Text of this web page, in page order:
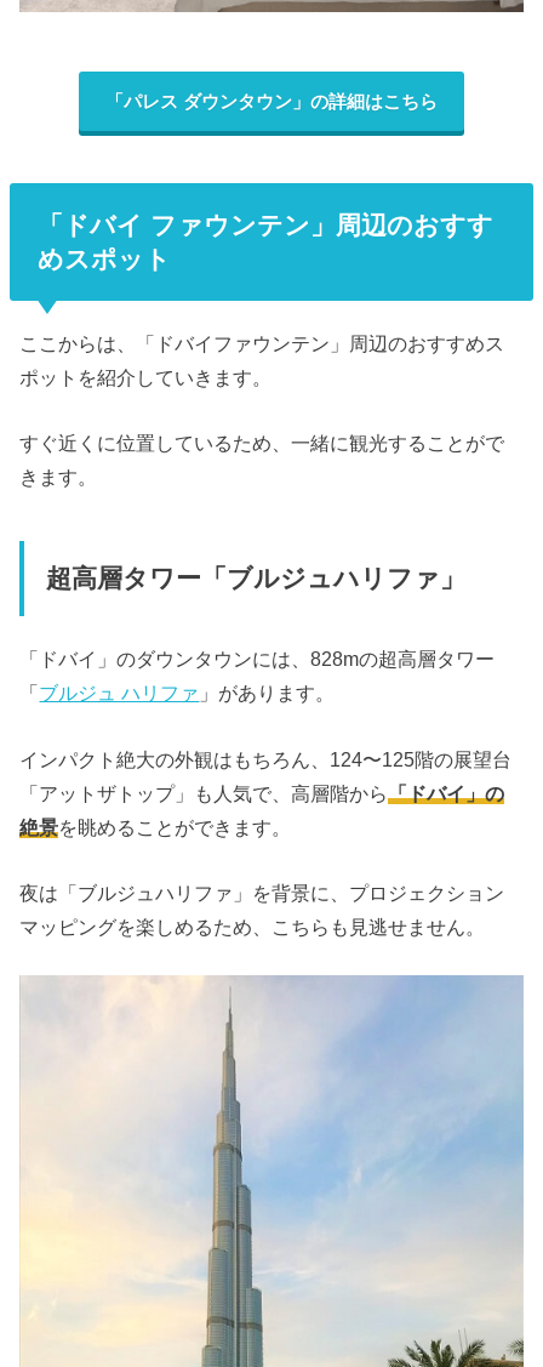
「パレス ダウンタウン」の詳細はこちら
「ドバイ ファウンテン」周辺のおすす
めスポット
ここからは、「ドバイファウンテン」周辺のおすすめス
ポットを紹介していきます。
すぐ近くに位置しているため、一緒に観光することがで
きます。
超高層タワー「ブルジュハリファ」
「ドバイ」のダウンタウンには、828mの超高層タワー
「ブルジュ ハリファ 」があります。
インパクト絶大の外観はもちろん、124〜125階の展望台
「アットザトップ」も人気で、高層階から
「ドバイ」の
絶景を眺めることができます。
夜は「ブルジュハリファ」を背景に、プロジェクション
マッピングを楽しめるため、こちらも見逃せません。